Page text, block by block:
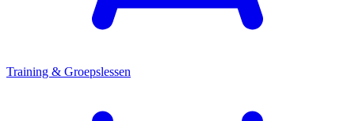
Training & Groepslessen